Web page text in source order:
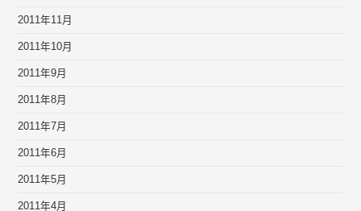
2011年11月
2011年10月
2011年9月
2011年8月
2011年7月
2011年6月
2011年5月
2011年4月